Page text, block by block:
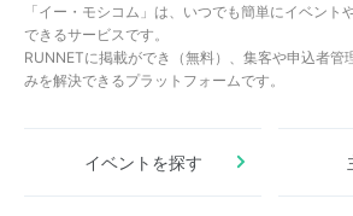
「イー・モシコム」は、いつでも簡単にイベント
できるサービスです。
RUNNETに掲載ができ（無料）、集客や申込者管
みを解決できるプラットフォームです。
イベントを探す